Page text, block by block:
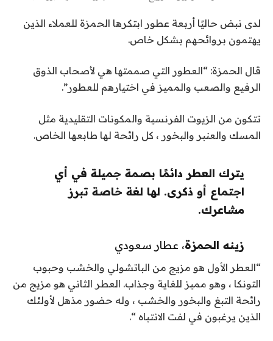
لدى نبض حاليًا أربعة عطور ابتكرها الحمزة للعملاء الذين
يهتمون بروائحهم بشكل خاص.
قال الحمزة: “العطور التي صممتها هي لأصحاب الذوق
الرفيع والصعب والمميز في اختيارهم للعطور”.
تتكون من الزيوت الفرنسية والمكونات التقليدية مثل
المسك والعنبر والبخور ، كل رائحة لها طابعها الخاص.
يترك العطر دائمًا بصمة جميلة في أي
اجتماع أو ذكرى. لها لغة خاصة تبرز
مشاعرك.
زينه الحمزة، عطار سعودي
“العطر الأول هو مزيج من الباتشولي والخشب وحبوب
التونكا ، وهو مميز للغاية وجذاب. العطر الثاني هو مزيج من
رائحة التبغ والبخور والخشب ، وله حضور مذهل لأولئك
الذين يرغبون في لفت الانتباه “.